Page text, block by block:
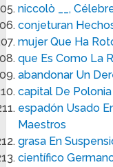
niccolò __,
conjeturan
mujer Que Ha
que Es Como La
abandonar Un
capital De Polonia
espadón Usado
Maestros
grasa En
científico